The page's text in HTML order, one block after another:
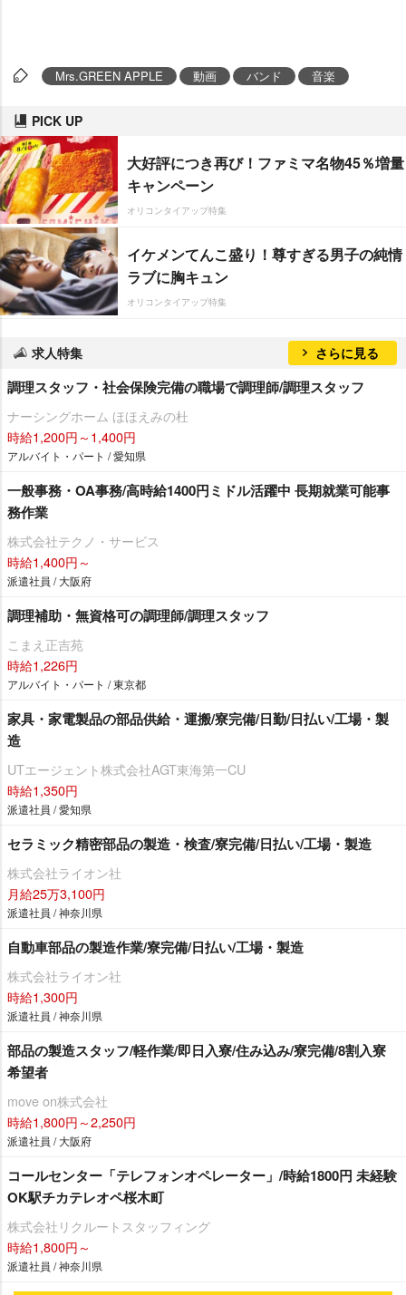
Mrs.GREEN APPLE 動画 バンド 音楽
PICK UP
大好評につき再び！ファミマ名物45％増量
キャンペーン
オリコンタイアップ特集
イケメンてんこ盛り！尊すぎる男子の純情
ラブに胸キュン
オリコンタイアップ特集
求人特集 さらに見る
調理スタッフ・社会保険完備の職場で調理師/調理スタッフ
ナーシングホーム ほほえみの杜
時給1,200円～1,400円
アルバイト・パート / 愛知県
一般事務・OA事務/高時給1400円ミドル活躍中 長期就業可能事
務作業
株式会社テクノ・サービス
時給1,400円～
派遣社員 / 大阪府
調理補助・無資格可の調理師/調理スタッフ
こまえ正吉苑
時給1,226円
アルバイト・パート / 東京都
家具・家電製品の部品供給・運搬/寮完備/日勤/日払い/工場・製
造
UTエージェント株式会社AGT東海第一CU
時給1,350円
派遣社員 / 愛知県
セラミック精密部品の製造・検査/寮完備/日払い/工場・製造
株式会社ライオン社
月給25万3,100円
派遣社員 / 神奈川県
自動車部品の製造作業/寮完備/日払い/工場・製造
株式会社ライオン社
時給1,300円
派遣社員 / 神奈川県
部品の製造スタッフ/軽作業/即日入寮/住み込み/寮完備/8割入寮
希望者
move on株式会社
時給1,800円～2,250円
派遣社員 / 大阪府
コールセンター「テレフォンオペレーター」/時給1800円 未経験
OK駅チカテレオペ桜木町
株式会社リクルートスタッフィング
時給1,800円～
派遣社員 / 神奈川県